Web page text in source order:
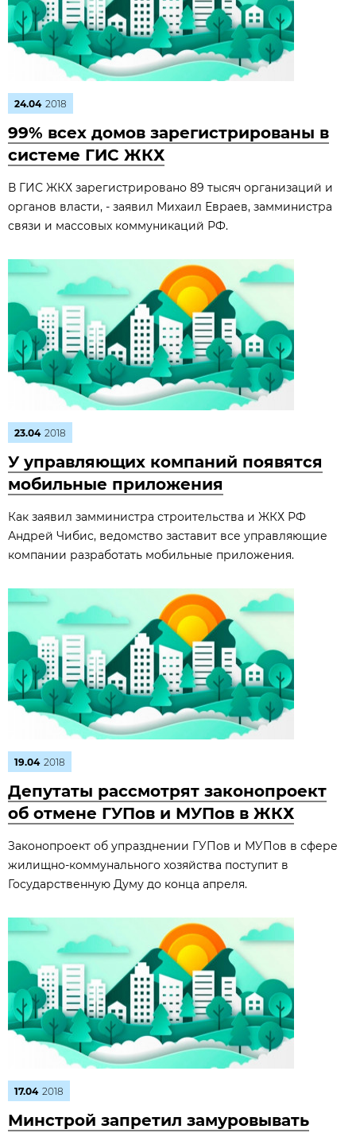
24.04 2018
99% всех домов зарегистрированы в
системе ГИС ЖКХ
В ГИС ЖКХ зарегистрировано 89 тысяч организаций и
органов власти, - заявил Михаил Евраев, замминистра
связи и массовых коммуникаций РФ.
23.04 2018
У управляющих компаний появятся
мобильные приложения
Как заявил замминистра строительства и ЖКХ РФ
Андрей Чибис, ведомство заставит все управляющие
компании разработать мобильные приложения.
19.04 2018
Депутаты рассмотрят законопроект
об отмене ГУПов и МУПов в ЖКХ
Законопроект об упразднении ГУПов и МУПов в сфере
жилищно-коммунального хозяйства поступит в
Государственную Думу до конца апреля.
17.04 2018
Минстрой запретил замуровывать